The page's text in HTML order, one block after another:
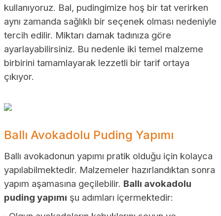
kullanıyoruz. Bal, pudingimize hoş bir tat verirken
aynı zamanda sağlıklı bir seçenek olması nedeniyle
tercih edilir. Miktarı damak tadınıza göre
ayarlayabilirsiniz. Bu nedenle iki temel malzeme
birbirini tamamlayarak lezzetli bir tarif ortaya
çıkıyor.
Ballı Avokadolu Puding Yapımı
Ballı avokadonun yapımı pratik olduğu için kolayca
yapılabilmektedir. Malzemeler hazırlandıktan sonra
yapım aşamasına geçilebilir. Ballı avokadolu
puding yapımı şu adımları içermektedir: